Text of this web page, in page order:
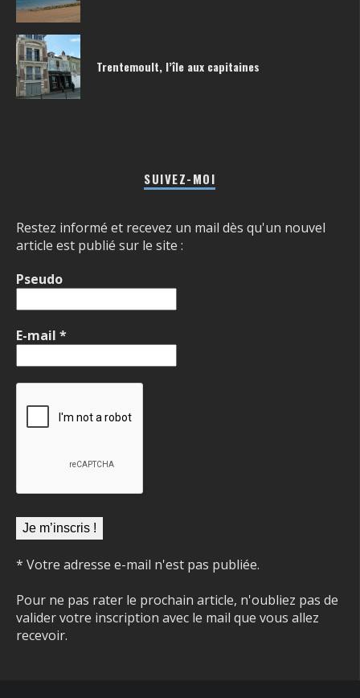
Trentemoult, l’île aux capitaines
SUIVEZ-MOI
Restez informé et recevez un mail dès qu'un nouvel
article est publié sur le site :
Pseudo
E-mail *
* Votre adresse e-mail n'est pas publiée.
Pour ne pas rater le prochain article, n'oubliez pas de
valider votre inscription avec le mail que vous allez
recevoir.